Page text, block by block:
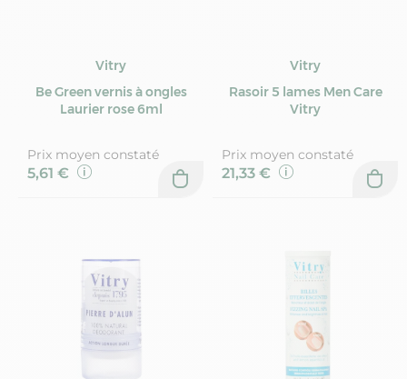
Vitry
Be Green vernis à ongles
Laurier rose 6ml
Prix moyen constaté
5,61 €
Vitry
Rasoir 5 lames Men Care
Vitry
Prix moyen constaté
21,33 €